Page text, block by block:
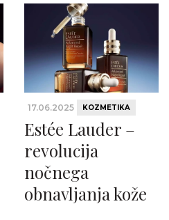
17.06.2025 KOZMETIKA
Estée Lauder –
revolucija
nočnega
obnavljanja kože